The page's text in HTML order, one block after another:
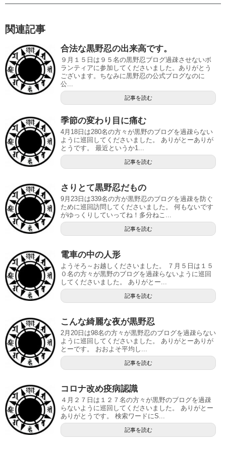
関連記事
合法な黒野忍の出来高です。
９月１５日は９５名の黒野忍ブログ過疎させないボ
ランティアに参加してくださいました。ありがとう
ございます。ちなみに黒野忍の公式ブログなのに
公...
記事を読む
季節の変わり目に痛む
4月18日は280名の方々が黒野のブログを過疎らない
ように巡回してくださいました。 ありがとーありが
とうです。 最近というか1...
記事を読む
さりとて黒野忍だもの
9月23日は339名の方が黒野忍のブログを過疎を防ぐ
ために巡回訪問してくださいました。 何もないです
がゆっくりしていってね！多分ねこ...
記事を読む
電車の中の人形
ようそろ～お越しくださいました。 ７月５日は１５
０名の方々が黒野のブログを過疎らないように巡回
してくださいました。 ありがとー...
記事を読む
こんな綺麗な夜が黒野忍
2月20日は98名の方々が黒野忍のブログを過疎らない
ように巡回してくださいました。 ありがとーありが
とーです。 おおよそ平均し...
記事を読む
コロナ改め疫病認識
４月２７日は１２７名の方々が黒野のブログを過疎
らないように巡回してくださいました。 ありがとー
ありがとうです。 検索ワードにS...
記事を読む